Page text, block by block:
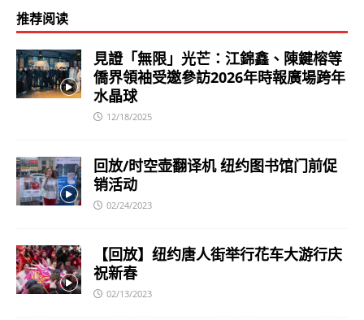
推荐阅读
見證「無限」光芒：江錦鑫、陳鍵榕等
僑界領袖受邀參訪2026年時報廣場跨年
水晶球
12/18/2025
回放/时空壶翻译机 纽约图书馆门前促
销活动
02/24/2023
【回放】纽约唐人街举行花车大游行庆
祝新春
02/13/2023